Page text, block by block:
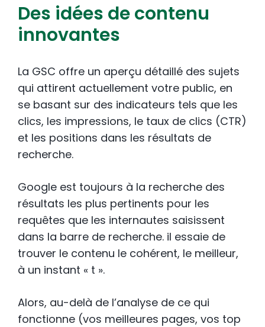
Des idées de contenu
innovantes
La GSC offre un aperçu détaillé des sujets
qui attirent actuellement votre public, en
se basant sur des indicateurs tels que les
clics, les impressions, le taux de clics (CTR)
et les positions dans les résultats de
recherche.
Google est toujours à la recherche des
résultats les plus pertinents pour les
requêtes que les internautes saisissent
dans la barre de recherche. il essaie de
trouver le contenu le cohérent, le meilleur,
à un instant « t ».
Alors, au-delà de l’analyse de ce qui
fonctionne (vos meilleures pages, vos top